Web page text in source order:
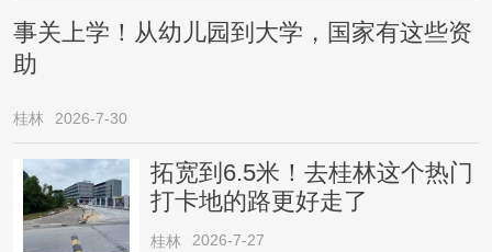
事关上学！从幼儿园到大学，国家有这些资
助
桂林 2026-7-30
拓宽到6.5米！去桂林这个热门
打卡地的路更好走了
桂林 2026-7-27